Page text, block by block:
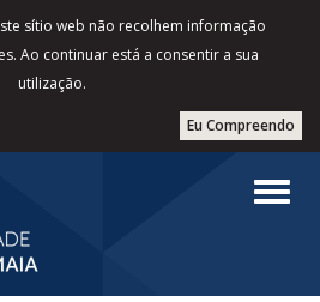
sítio web não recolhem informação
Ao continuar está a consentir a sua
utilização.
Eu Compreendo